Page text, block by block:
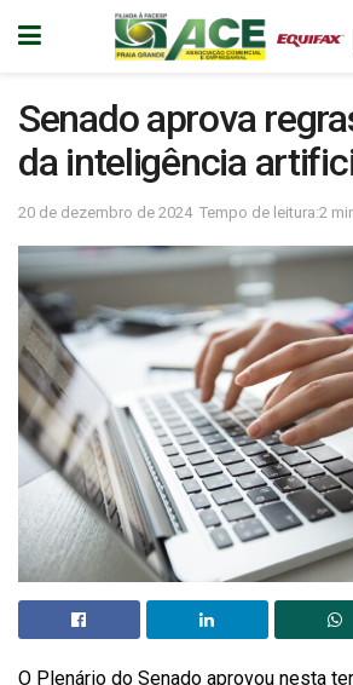
Senado aprova
da inteligência
20 de dezembro de 2024 Tempo de leitura:2
O Plenário do Senado aprovou nesta